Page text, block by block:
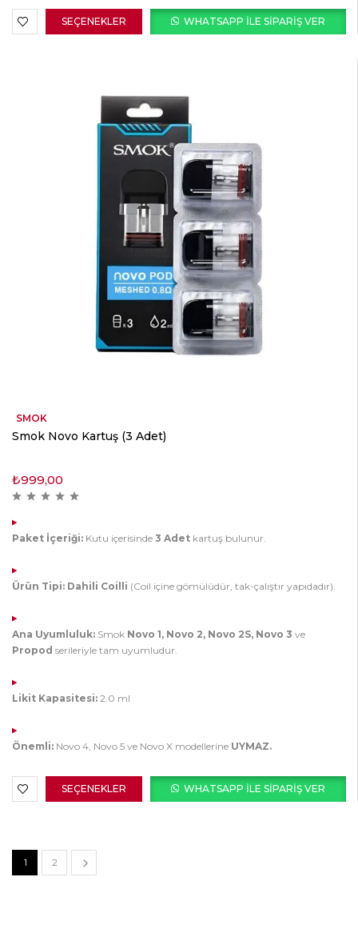
SEÇENEKLER WHATSAPP ILE SIPARIŞ VER
SMOK
Smok Novo Kartuş (3 Adet)
₺999,00
Paket İçeriği: Kutu içerisinde 3 Adet kartuş bulunur.
Ürün Tipi: Dahili Coilli (Coil içine gömülüdür, tak-çalıştır yapıdadır).
Ana Uyumluluk: Smok Novo 1, Novo 2, Novo 2S, Novo 3 ve
Propod serileriyle tam uyumludur.
Likit Kapasitesi: 2.0 ml
Önemli: Novo 4, Novo 5 ve Novo X modellerine UYMAZ.
SEÇENEKLER WHATSAPP ILE SIPARIŞ VER
1 2